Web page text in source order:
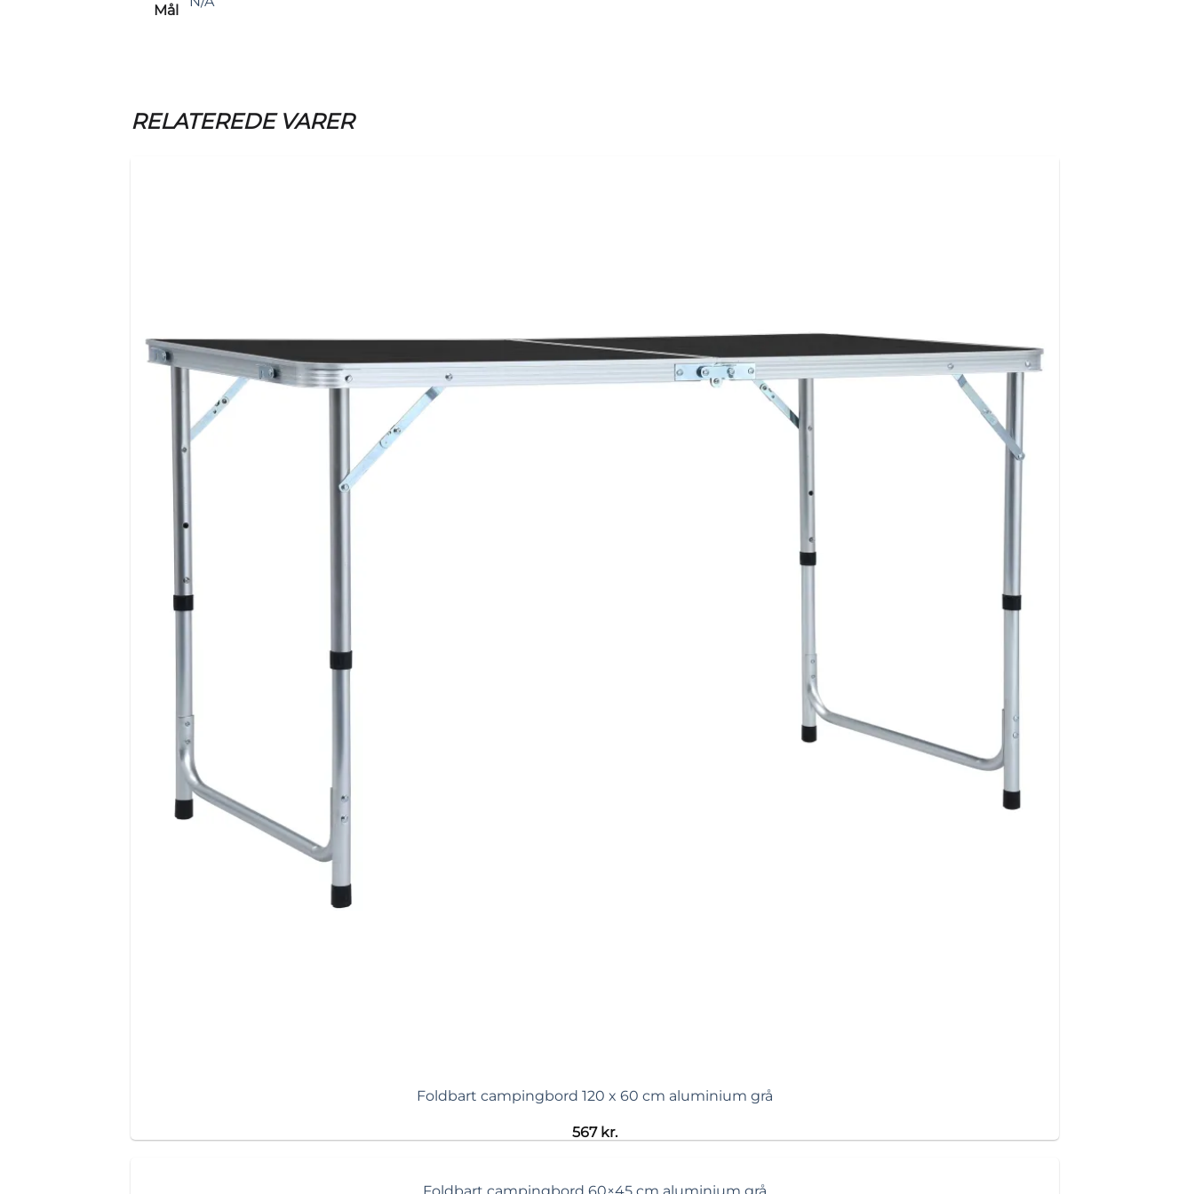
Mål
RELATEREDE VARER
Foldbart campingbord 120 x 60 cm aluminium grå
567 kr.
Foldbart campingbord 60×45 cm aluminium grå